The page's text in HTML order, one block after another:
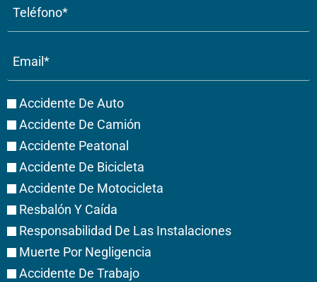
(Obligatorio)
(Obligatorio)
Case
Type
Accidente De Auto
Accidente De Camión
Accidente Peatonal
Accidente De Bicicleta
Accidente De Motocicleta
Resbalón Y Caída
Responsabilidad De Las Instalaciones
Muerte Por Negligencia
Accidente De Trabajo